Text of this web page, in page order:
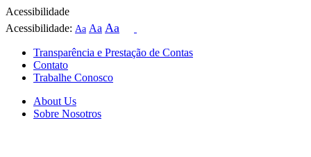
Acessibilidade
Acessibilidade: Aa Aa Aa
Transparência e Prestação de Contas
Contato
Trabalhe Conosco
About Us
Sobre Nosotros